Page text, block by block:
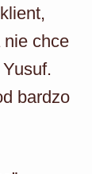
nie chce
bardzo